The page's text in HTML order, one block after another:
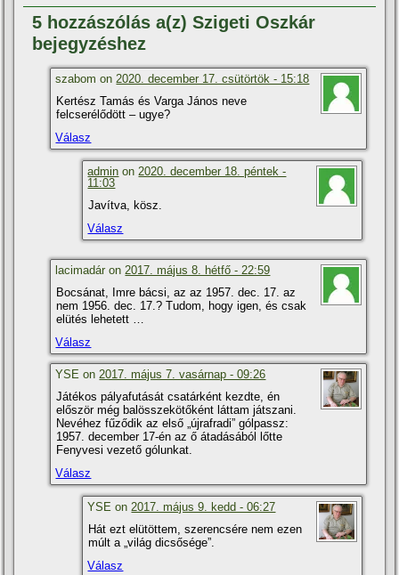
5 hozzászólás a(z) Szigeti Oszkár
bejegyzéshez
szabom on2020. december 17. csütörtök - 15:18
Kertész Tamás és Varga János neve
felcserélődött – ugye?
Válasz
admin on 2020. december 18. péntek -
11:03
Javítva, kösz.
Válasz
lacimadár on2017. május 8. hétfő - 22:59
Bocsánat, Imre bácsi, az az 1957. dec. 17. az
nem 1956. dec. 17.? Tudom, hogy igen, és csak
elütés lehetett …
Válasz
YSE on2017. május 7. vasárnap - 09:26
Játékos pályafutását csatárként kezdte, én
először még balösszekötőként láttam játszani.
Nevéhez fűződik az első „újrafradi” gólpassz:
1957. december 17-én az ő átadásából lőtte
Fenyvesi vezető gólunkat.
Válasz
YSE on 2017. május 9. kedd - 06:27
Hát ezt elütöttem, szerencsére nem ezen
múlt a „világ dicsősége”.
Válasz